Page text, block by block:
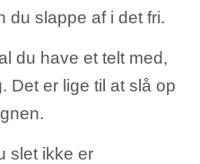
du slappe af i det fri.
du have et telt med,
Det er lige til at slå op
slet ikke er